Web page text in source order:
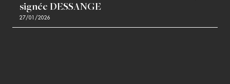
signée DESSANGE
27/01/2026